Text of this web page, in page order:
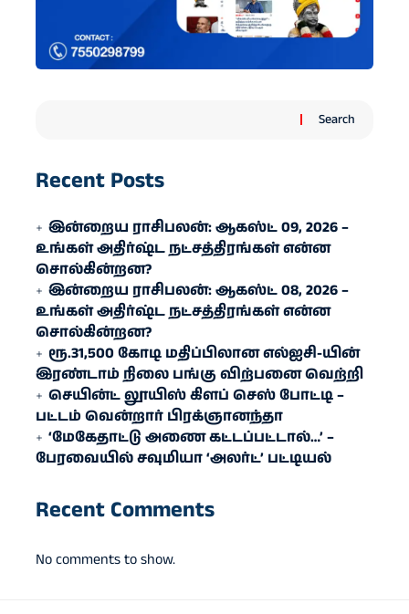
Search
Recent Posts
இன்றைய ராசிபலன்: ஆகஸ்ட் 09, 2026 –
உங்கள் அதிர்ஷ்ட நட்சத்திரங்கள் என்ன
சொல்கின்றன?
இன்றைய ராசிபலன்: ஆகஸ்ட் 08, 2026 –
உங்கள் அதிர்ஷ்ட நட்சத்திரங்கள் என்ன
சொல்கின்றன?
ரூ.31,500 கோடி மதிப்பிலான எல்ஐசி-​யின்
இரண்​டாம் நிலை பங்கு விற்பனை வெற்றி
செயின்ட் லூயிஸ் கிளப் செஸ் போட்டி –
பட்டம் வென்றார் பிரக்ஞானந்தா
‘மேகேதாட்டு அணை கட்டப்பட்டால்…’ –
பேரவையில் சவுமியா ‘அலர்ட்’ பட்டியல்
Recent Comments
No comments to show.